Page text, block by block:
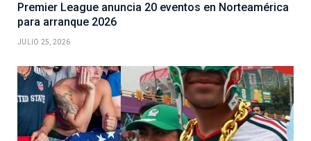
Premier League anuncia 20 eventos en Norteamérica
para arranque 2026
JULIO 25, 2026